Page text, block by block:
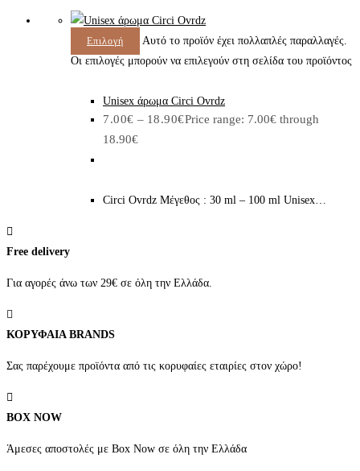
Επιλογή
Αυτό το προϊόν έχει πολλαπλές παραλλαγές.
Οι επιλογές μπορούν να επιλεγούν στη σελίδα του προϊόντος
Unisex άρωμα Circi Ovrdz
7.00€ – 18.90€Price range: 7.00€ through
18.90€
Circi Ovrdz Μέγεθος : 30 ml – 100 ml Unisex…
Free delivery
Για αγορές άνω των 29€ σε όλη την Ελλάδα.
ΚΟΡΥΦΑΙΑ BRANDS
Σας παρέχουμε προϊόντα από τις κορυφαίες εταιρίες στον χώρο!
BOX NOW
Άμεσες αποστολές με Box Now σε όλη την Ελλάδα